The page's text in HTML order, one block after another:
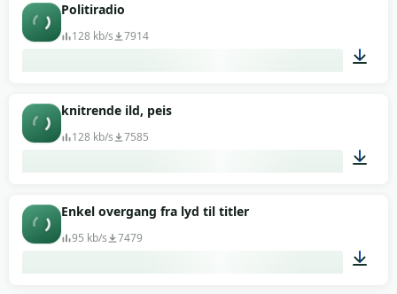
Politiradio
128 kb/s 7914
knitrende ild, peis
128 kb/s 7585
Enkel overgang fra lyd til titler
95 kb/s 7479